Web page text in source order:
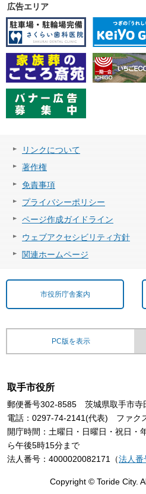
広告エリア
リンクについて
著作権
免責事項
プライバシーポリシー
ページ作成ガイドライン
ウェブアクセシビリティ方針
関連ホームページ
市役所庁舎案内
PC版を表示
取手市役所
郵便番号302-8585 茨城県取手市寺
電話：0297-74-2141(代表) ファク
開庁時間：土曜日・日曜日・祝日・
ら午後5時15分まで
法人番号：4000020082171（法人番
Copyright © Toride City.